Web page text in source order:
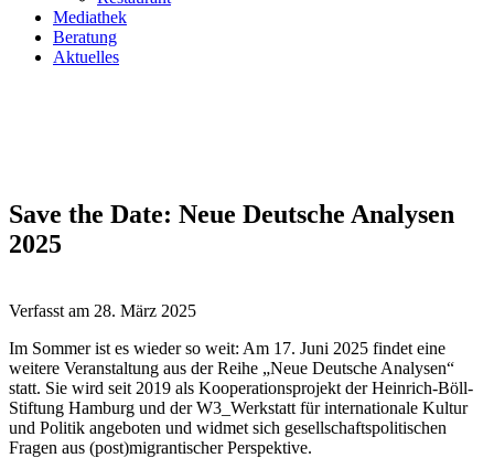
Mediathek
Beratung
Aktuelles
Save the Date: Neue Deutsche Analysen
2025
Verfasst am 28. März 2025
Im Sommer ist es wieder so weit: Am 17. Juni 2025 findet eine
weitere Veranstaltung aus der Reihe „Neue Deutsche Analysen“
statt. Sie wird seit 2019 als Kooperationsprojekt der Heinrich-Böll-
Stiftung Hamburg und der W3_Werkstatt für internationale Kultur
und Politik angeboten und widmet sich gesellschaftspolitischen
Fragen aus (post)migrantischer Perspektive.